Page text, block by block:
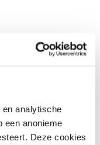
analytische
een anonieme
Deze cookies
met Minke Bijl,
(opent
nieuw
venster)
of 070 –